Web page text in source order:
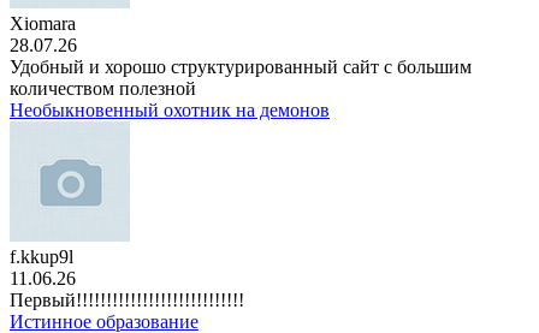
Xiomara
28.07.26
Удобный и хорошо структурированный сайт с большим
количеством полезной
Необыкновенный охотник на демонов
f.kkup9l
11.06.26
Первый!!!!!!!!!!!!!!!!!!!!!!!!!!!!
Истинное образование